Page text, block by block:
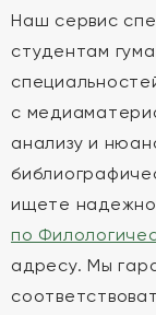
Наш сервис
студентам
с
анализу и
ищете
по
адресу. Мы